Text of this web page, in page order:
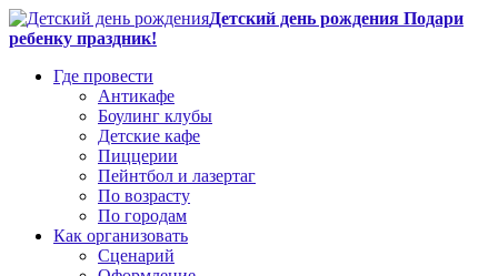
Детский день рождения Подари
ребенку праздник!
Где провести
Антикафе
Боулинг клубы
Детские кафе
Пиццерии
Пейнтбол и лазертаг
По возрасту
По городам
Как организовать
Сценарий